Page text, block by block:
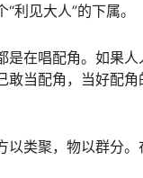
见大人”的下属。
是在唱配角。如果人
敢当配角，当好配角
以类聚，物以群分。